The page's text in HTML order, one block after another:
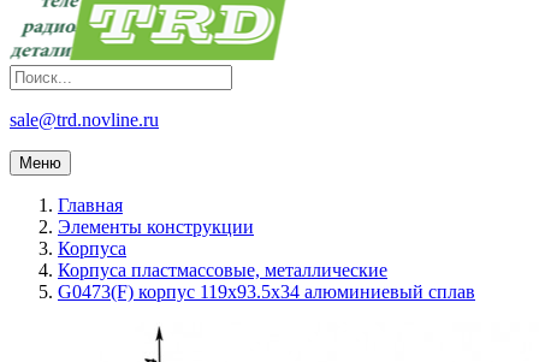
sale@trd.novline.ru
Меню
Главная
Элементы конструкции
Корпуса
Корпуса пластмассовые, металлические
G0473(F) корпус 119x93.5x34 алюминиевый сплав